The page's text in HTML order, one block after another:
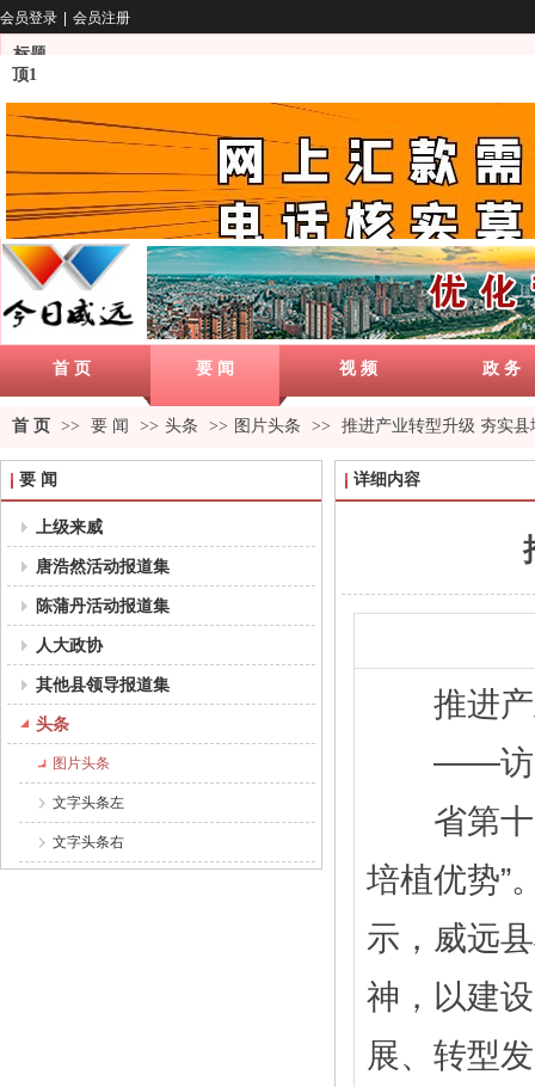
标题
顶1
会员登录 会员注册
首 页 要 闻 视 频 政 务
首 页 >> 要 闻 >> 头条 >> 图片头条 >> 推进产业转型升级 夯实县
要 闻
上级来威
唐浩然活动报道集
陈蒲丹活动报道集
人大政协
其他县领导报道集
头条
图片头条
文字头条左
文字头条右
详细内容
推进产
——访威
省第十
培植优势”
示，威远
神，以建
展、转型